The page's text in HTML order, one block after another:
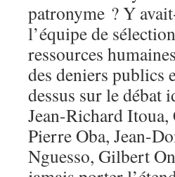
patronyme ? Y
l’équipe de
ressources
des deniers publics
dessus sur le débat
Jean-Richard
Pierre Oba, Jean-
Nguesso, Gilbert